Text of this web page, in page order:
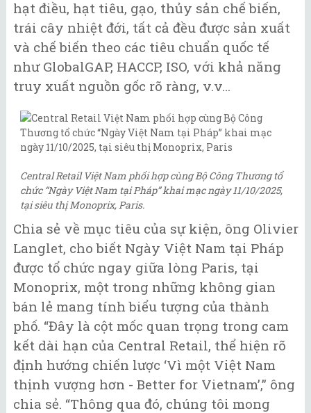
hạt điều, hạt tiêu, gạo, thủy sản chế biến,
trái cây nhiệt đới, tất cả đều được sản xuất
và chế biến theo các tiêu chuẩn quốc tế
như GlobalGAP, HACCP, ISO, với khả năng
truy xuất nguồn gốc rõ ràng, v.v…
Central Retail Việt Nam phối hợp cùng Bộ Công Thương tổ
chức “Ngày Việt Nam tại Pháp” khai mạc ngày 11/10/2025,
tại siêu thị Monoprix, Paris.
Chia sẻ về mục tiêu của sự kiện, ông Olivier
Langlet, cho biết Ngày Việt Nam tại Pháp
được tổ chức ngay giữa lòng Paris, tại
Monoprix, một trong những không gian
bán lẻ mang tính biểu tượng của thành
phố. “Đây là cột mốc quan trọng trong cam
kết dài hạn của Central Retail, thể hiện rõ
định hướng chiến lược ‘Vì một Việt Nam
thịnh vượng hơn - Better for Vietnam’,” ông
chia sẻ. “Thông qua đó, chúng tôi mong